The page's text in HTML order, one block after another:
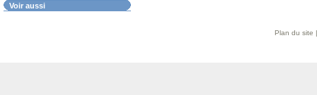
Voir aussi
Plan du site